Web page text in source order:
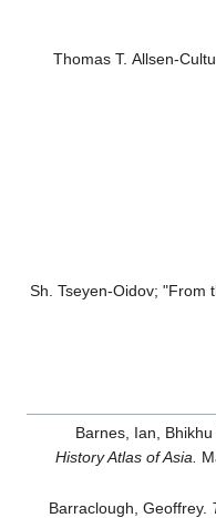
Thomas T. Allsen-
Sh. Tseyen-Oidov; "From
Barnes, Ian,
History Atlas of Asia.
Barraclough, Geoffrey.